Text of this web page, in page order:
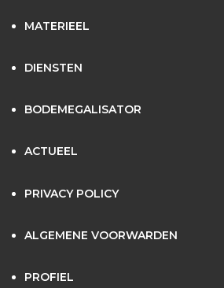
MATERIEEL
DIENSTEN
BODEMEGALISATOR
ACTUEEL
PRIVACY POLICY
ALGEMENE VOORWARDEN
PROFIEL